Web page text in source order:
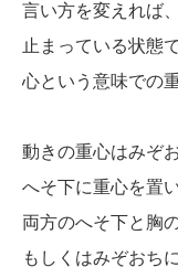
言い方を変えれば、
止まっている状態
心という意味での
動きの重心はみぞ
へそ下に重心を置
両方のへそ下と胸
もしくはみぞおち